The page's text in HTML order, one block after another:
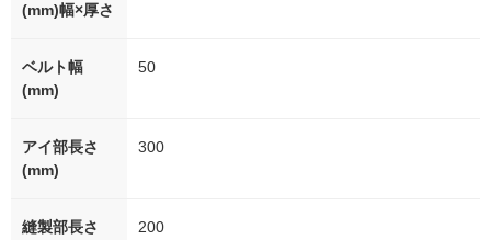
(mm)幅×厚さ
ベルト幅
(mm)
50
アイ部長さ
(mm)
300
縫製部長さ
200